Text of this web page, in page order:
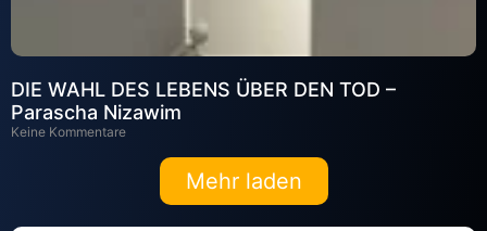
DIE WAHL DES LEBENS ÜBER DEN TOD –
Parascha Nizawim
Keine Kommentare
Mehr laden